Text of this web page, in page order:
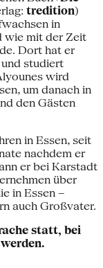
tredition)
in
wie mit der Zeit
Dort hat er
studiert
wird
um danach in
den Gästen
in Essen, seit
nachdem er
er bei Karstadt
über
in Essen –
auch Großvater.
statt, bei